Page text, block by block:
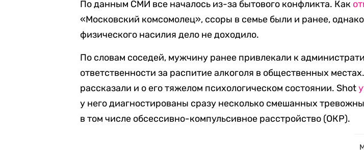
По данным СМИ все началось из-за бытового конфликта. Как
«Московский комсомолец», ссоры в семье были и ранее,
физического насилия дело не доходило.
По словам соседей, мужчину ранее привлекали к
ответственности за распитие алкоголя в общественных
рассказали и о его тяжелом психологическом состоянии. Shot
у него диагностированы сразу несколько смешанных
в том числе обсессивно-компульсивное расстройство (ОКР).